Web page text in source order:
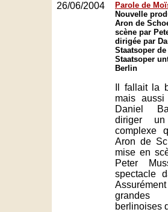
26/06/2004
Parole de
Nouvelle
Aron de
scène par
dirigée par
Staatsoper
Staatsoper
Berlin
Il fallait la
mais
Daniel
diriger
complexe
Aron de
mise en
Peter
spectacle
grandes
berlinoises